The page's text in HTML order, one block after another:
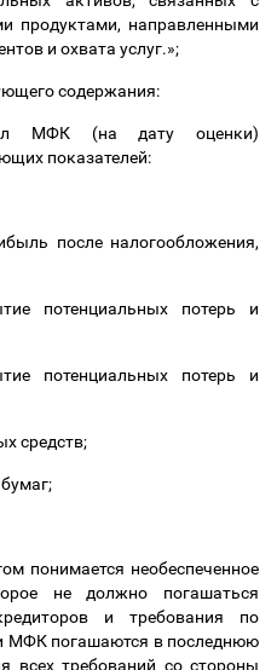
продуктами, направленными
и охвата услуг.»;
содержания:
МФК (на дату оценки)
показателей:
после налогообложения,
потенциальных потерь и
потенциальных потерь и
средств;
понимается необеспеченное
не должно погашаться
и требования по
МФК погашаются в последнюю
всех требований со стороны